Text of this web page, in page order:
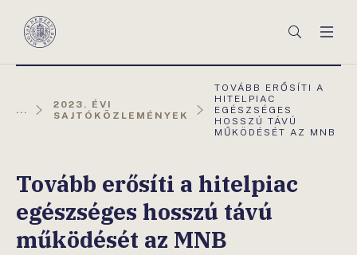
Magyar
Keresés
...
2023. ÉVI
SAJTÓKÖZLEMÉNYEK
AKTUÁLIS
OLDAL:
TOVÁBB ERŐSÍTI A
HITELPIAC
EGÉSZSÉGES
HOSSZÚ TÁVÚ
MŰKÖDÉSÉT AZ MNB
Tovább erősíti a hitelpiac
egészséges hosszú távú
működését az MNB